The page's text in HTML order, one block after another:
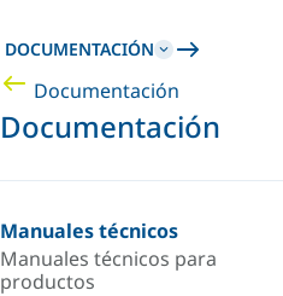
DOCUMENTACIÓN
Documentación
Documentación
Manuales técnicos
Manuales técnicos para
productos